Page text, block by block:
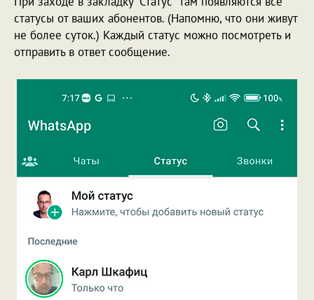
статусы от ваших абонентов. (Напомню, что они живут
не более суток.) Каждый статус можно посмотреть и
отправить в ответ сообщение.